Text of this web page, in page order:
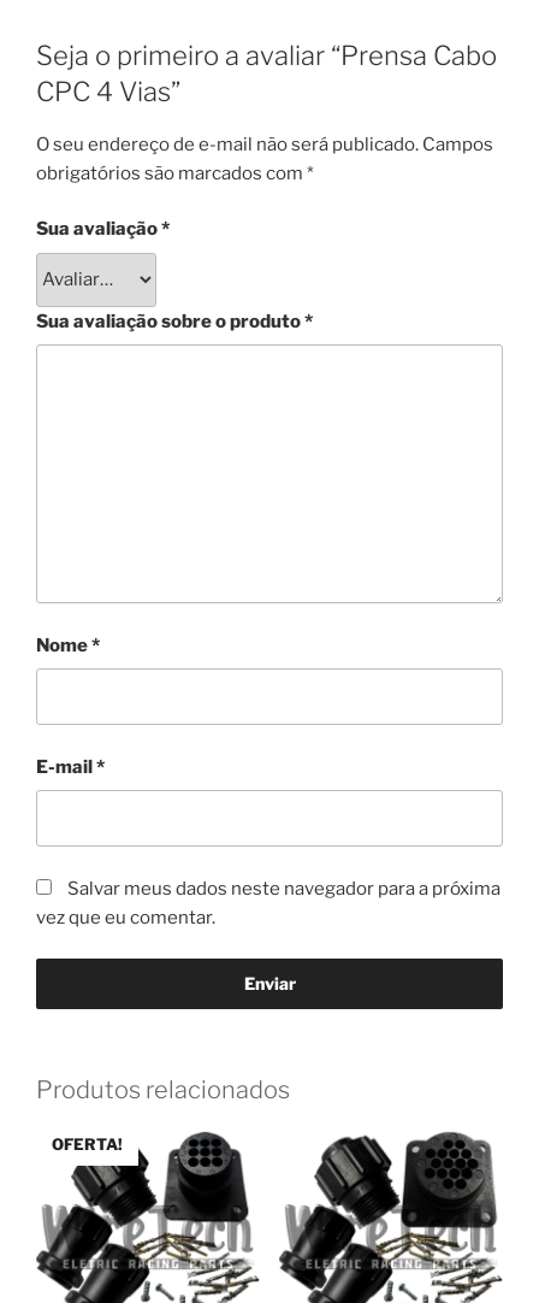
Seja o primeiro a avaliar “Prensa Cabo
CPC 4 Vias”
O seu endereço de e-mail não será publicado. Campos
obrigatórios são marcados com *
Sua avaliação*
Sua avaliação sobre o produto*
Nome*
E-mail*
Salvar meus dados neste navegador para a próxima
vez que eu comentar.
Produtos relacionados
OFERTA!